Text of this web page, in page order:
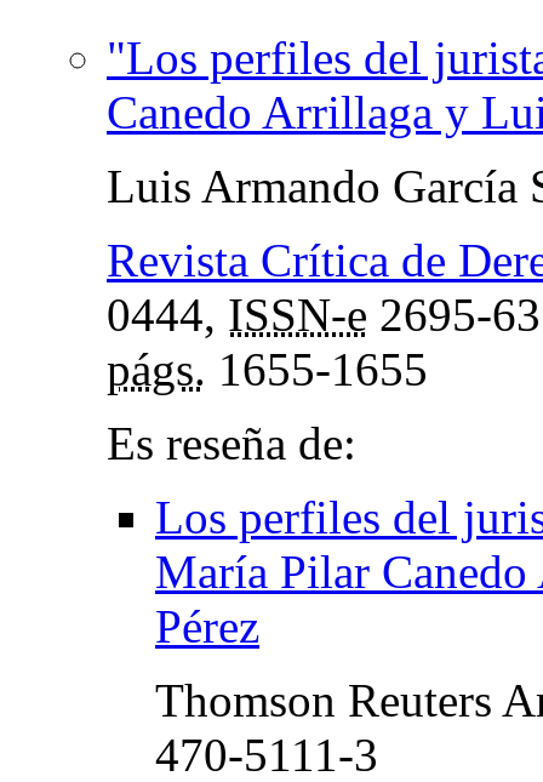
"Los perfiles del
Canedo Arrillaga y
Luis Armando García
Revista Crítica de
0444, ISSN-e 2695-
págs. 1655-1655
Es reseña de:
Los perfiles del
María Pilar
Pérez
Thomson Reuters
470-5111-3